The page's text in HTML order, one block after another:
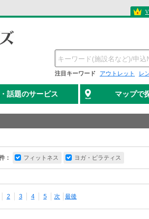
注目キーワード アウトレット レ
話題のサービス マップで
： フィットネス ヨガ・ピラティス
2 3 4 5 次 最後